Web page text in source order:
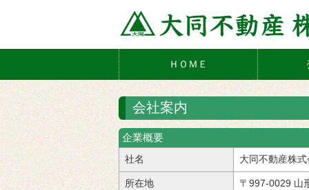
ＨＯＭＥ
会社案内
企業概要
社名 大同不動産株
所在地 〒997-0029 山